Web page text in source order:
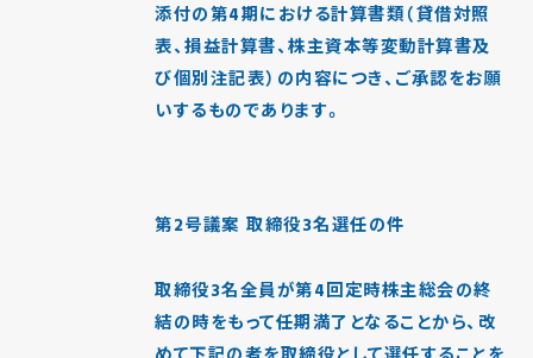
添付の第4期における計算書類（貸借対照
表、損益計算書、株主資本等変動計算書及
び個別注記表）の内容につき、ご承認をお願
いするものであります。
第2号議案 取締役3名選任の件
取締役3名全員が第4回定時株主総会の終
結の時をもって任期満了となることから、改